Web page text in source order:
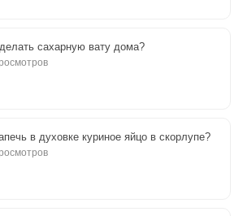
сахарную вату дома?
в духовке куриное яйцо в скорлупе?